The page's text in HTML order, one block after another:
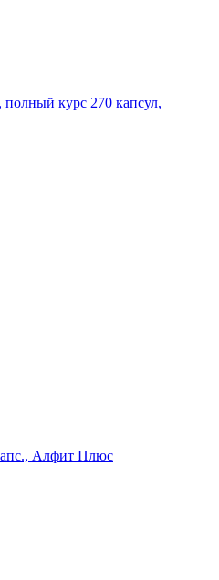
курс 270 капсул,
Алфит Плюс